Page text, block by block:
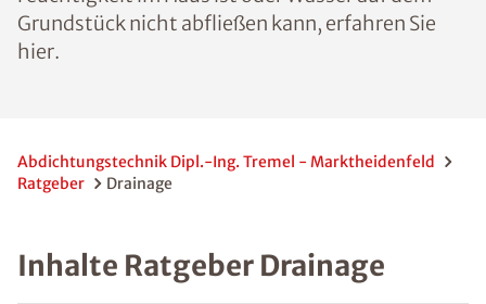
Grundstück nicht abfließen kann, erfahren Sie
hier.
Abdichtungstechnik Dipl.-Ing. Tremel - Marktheidenfeld
Ratgeber
Drainage
Inhalte Ratgeber Drainage